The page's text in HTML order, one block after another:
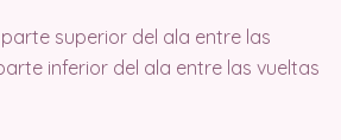
superior del ala entre las
inferior del ala entre las vueltas